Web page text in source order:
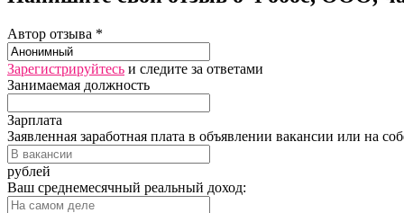
Автор отзыва *
Зарегистрируйтесь и следите за ответами
Занимаемая должность
Зарплата
Заявленная заработная плата в объявлении вакансии или на
рублей
Ваш среднемесячный реальный доход: